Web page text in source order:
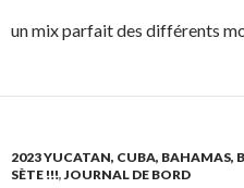
un mix parfait des différents
2023 YUCATAN, CUBA, BAHAMAS,
SÈTE !!!, JOURNAL DE BORD